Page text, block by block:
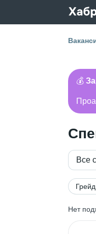
💰
Все
Грейд
Нет